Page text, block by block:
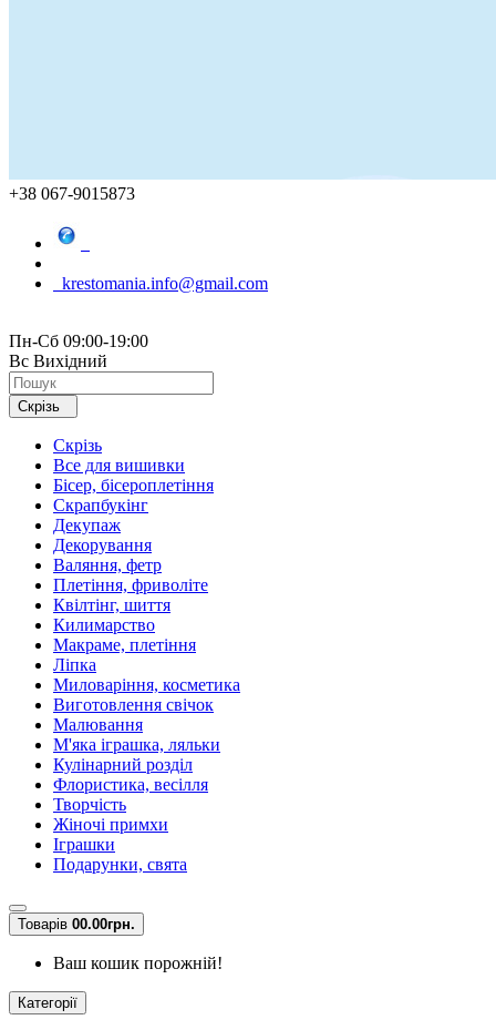
+38 067-9015873
krestomania.info@gmail.com
Пн-Сб 09:00-19:00
Вс Вихідний
Скрізь
Скрізь
Все для вишивки
Бісер, бісероплетіння
Скрапбукінг
Декупаж
Декорування
Валяння, фетр
Плетіння, фриволіте
Квілтінг, шиття
Килимарство
Макраме, плетіння
Ліпка
Миловаріння, косметика
Виготовлення свічок
Малювання
М'яка іграшка, ляльки
Кулінарний розділ
Флористика, весілля
Творчість
Жіночі примхи
Іграшки
Подарунки, свята
Товарів 00.00грн.
Ваш кошик порожній!
Категорії